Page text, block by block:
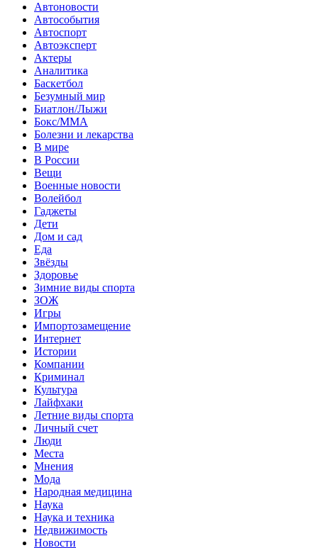
Автоновости
Автособытия
Автоспорт
Автоэксперт
Актеры
Аналитика
Баскетбол
Безумный мир
Биатлон/Лыжи
Бокс/MMA
Болезни и лекарства
В мире
В России
Вещи
Военные новости
Волейбол
Гаджеты
Дети
Дом и сад
Еда
Звёзды
Здоровье
Зимние виды спорта
ЗОЖ
Игры
Импортозамещение
Интернет
Истории
Компании
Криминал
Культура
Лайфхаки
Летние виды спорта
Личный счет
Люди
Места
Мнения
Мода
Народная медицина
Наука
Наука и техника
Недвижимость
Новости